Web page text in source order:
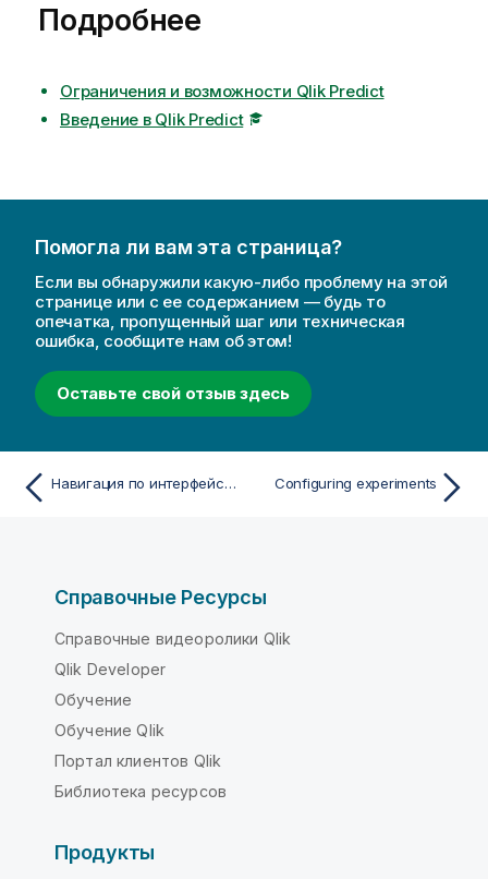
Подробнее
Ограничения и возможности Qlik Predict
Введение в Qlik Predict
Помогла ли вам эта страница?
Если вы обнаружили какую-либо проблему на этой
странице или с ее содержанием — будь то
опечатка, пропущенный шаг или техническая
ошибка, сообщите нам об этом!
Оставьте свой отзыв здесь
Навигация по интерфейсу эксперимента Configuring experiments
Справочные Ресурсы
Справочные видеоролики Qlik
Qlik Developer
Обучение
Обучение Qlik
Портал клиентов Qlik
Библиотека ресурсов
Продукты